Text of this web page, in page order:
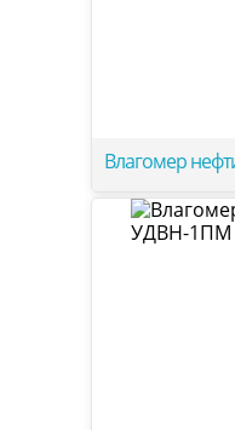
Влагомер